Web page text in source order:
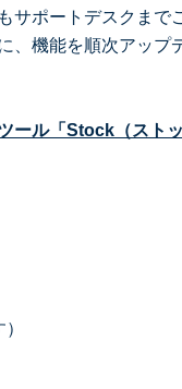
サポートデスクまで
、機能を順次アップ
ール「Stock（ストッ